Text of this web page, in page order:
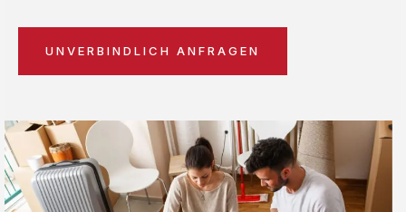
UNVERBINDLICH ANFRAGEN